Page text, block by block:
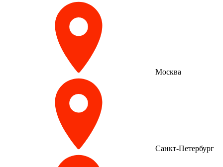
Москва
Санкт-Петербург